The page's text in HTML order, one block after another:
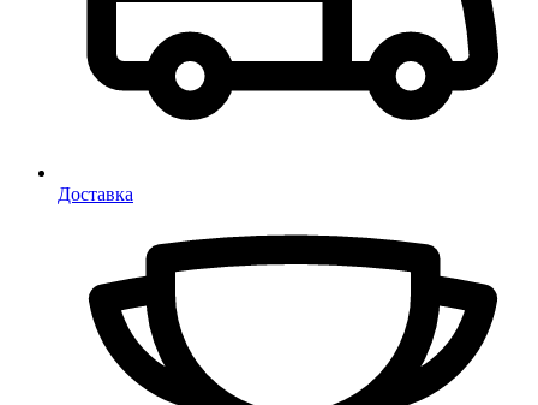
Доставка